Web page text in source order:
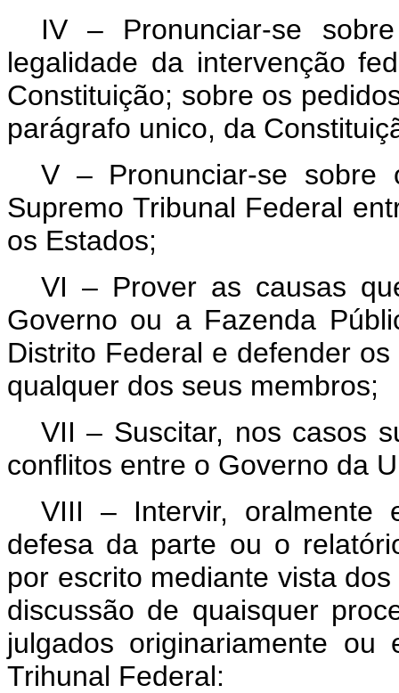
IV – Pronunciar-se
legalidade da intervenção
Constituição; sobre os
parágrafo unico, da
V – Pronunciar-se sobre
Supremo Tribunal Federal
os Estados;
VI – Prover as causas
Governo ou a Fazenda
Distrito Federal e defender
qualquer dos seus membros;
VII – Suscitar, nos casos
conflitos entre o Governo da
VIII – Intervir, oralmente
defesa da parte ou o
por escrito mediante vista
discussão de quaisquer
julgados originariamente
Trihunal Federal: